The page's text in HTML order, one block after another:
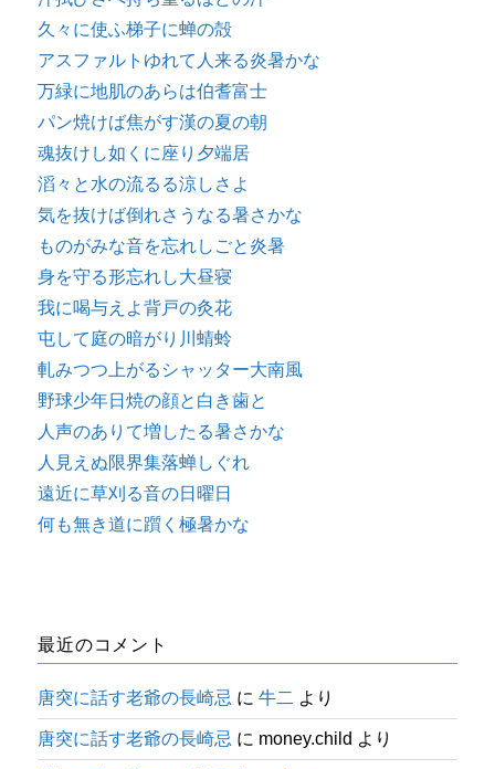
久々に使ふ梯子に蝉の殻
アスファルトゆれて人来る炎暑かな
万緑に地肌のあらは伯耆富士
パン焼けば焦がす漢の夏の朝
魂抜けし如くに座り夕端居
滔々と水の流るる涼しさよ
気を抜けば倒れさうなる暑さかな
ものがみな音を忘れしごと炎暑
身を守る形忘れし大昼寝
我に喝与えよ背戸の灸花
屯して庭の暗がり川蜻蛉
軋みつつ上がるシャッター大南風
野球少年日焼の顔と白き歯と
人声のありて増したる暑さかな
人見えぬ限界集落蝉しぐれ
遠近に草刈る音の日曜日
何も無き道に躓く極暑かな
最近のコメント
唐突に話す老爺の長崎忌 に牛二 より
唐突に話す老爺の長崎忌 に money.child より